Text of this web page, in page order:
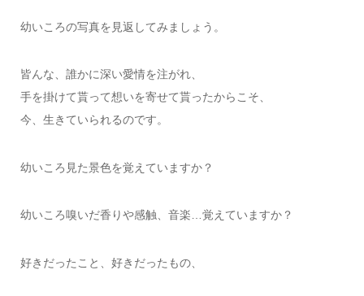
幼いころの写真を見返してみましょう。
皆んな、誰かに深い愛情を注がれ、
手を掛けて貰って想いを寄せて貰ったからこそ、
今、生きていられるのです。
幼いころ見た景色を覚えていますか？
幼いころ嗅いだ香りや感触、音楽…覚えていますか？
好きだったこと、好きだったもの、